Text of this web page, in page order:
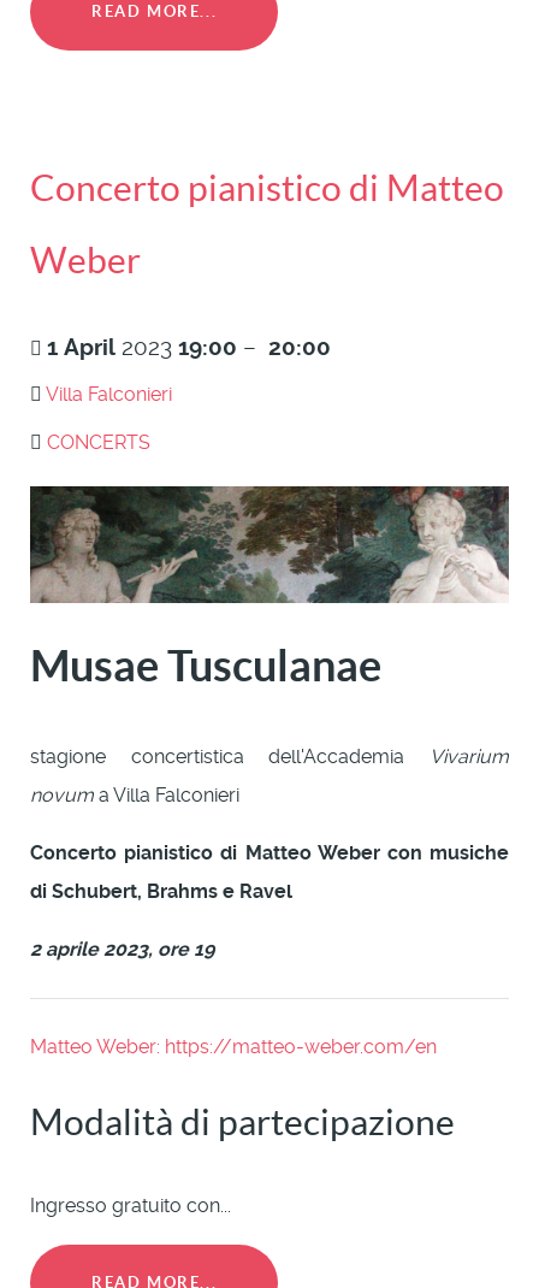
READ MORE...
Concerto pianistico di Matteo
Weber
1 April 2023 19:00 – 20:00
Villa Falconieri
CONCERTS
Musae Tusculanae
stagione concertistica dell'Accademia
Vivarium
novum a Villa Falconieri
Concerto pianistico di Matteo Weber con musiche
di Schubert, Brahms e Ravel
2 aprile 2023, ore 19
Matteo Weber: https://matteo-weber.com/en
Modalità di partecipazione
Ingresso gratuito con...
READ MORE...